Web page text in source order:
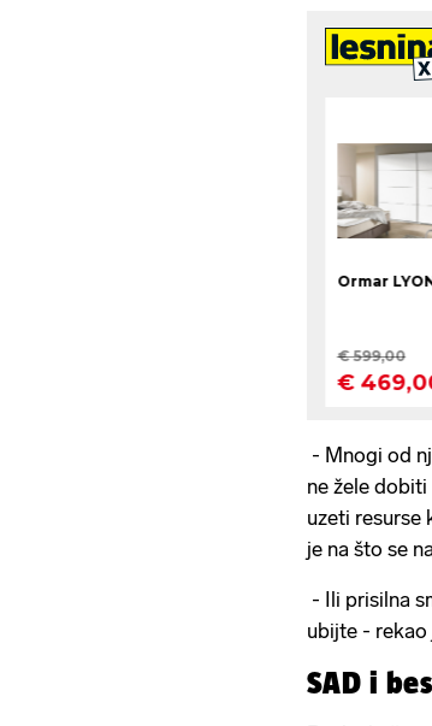
- Mnogi od
ne žele
uzeti resurse
je na što se
- Ili prisilna
ubijte - rekao
SAD i